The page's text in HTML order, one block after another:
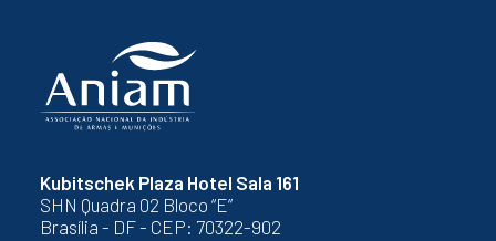
Kubitschek Plaza Hotel Sala 161
SHN Quadra 02 Bloco “E”
Brasília - DF - CEP: 70322-902